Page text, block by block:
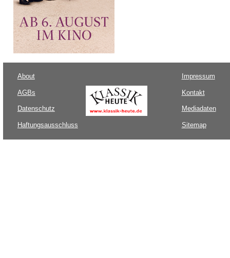
About
AGBs
Datenschutz
Haftungsausschluss
Impressum
Kontakt
Mediadaten
Sitemap